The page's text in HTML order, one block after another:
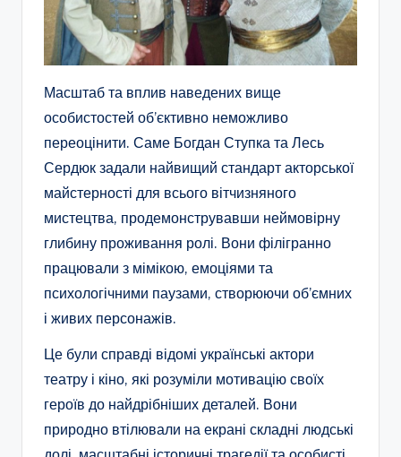
Масштаб та вплив наведених вище
особистостей об’єктивно неможливо
переоцінити. Саме Богдан Ступка та Лесь
Сердюк задали найвищий стандарт акторської
майстерності для всього вітчизняного
мистецтва, продемонструвавши неймовірну
глибину проживання ролі. Вони філігранно
працювали з мімікою, емоціями та
психологічними паузами, створюючи об’ємних
і живих персонажів.
Це були справді відомі українські актори
театру і кіно, які розуміли мотивацію своїх
героїв до найдрібніших деталей. Вони
природно втілювали на екрані складні людські